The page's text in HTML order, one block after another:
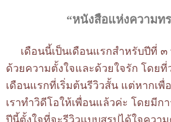
“หนังสือแห่งความท
เดือนนี้เป็นเดือนแรกสำหรับปีที่ ๓
ด้วยความตั้งใจและด้วยใจรัก โดยที่
เดือนแรกที่เริ่มต้นรีวิวสั้น แต่หากเพื่
เราทำวิดีโอให้เพื่อนแล้วค่ะ โดยมีก
ปีนี้ตั้งใจที่จะรีวิวแบบสรุปได้ใจความ